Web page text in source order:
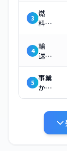
3 燃
料・
エネ
ルギ
ー関
連活
4 輸
送・
配送
（上
流）
5 事業
から
発生
廃棄